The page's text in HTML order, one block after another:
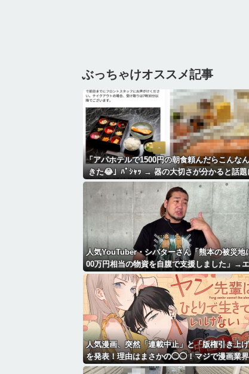
ぶっちゃけオススメ記事
「アパホテルで1500円の朝食頼んだらこんな
きた😂」ﾊﾟｼｬｯ → 器の大切さが分かると話題
ｗｗｗｗｗ
人気YouTuber・シバターさん「熊本の被災地
00万円相当の物資を自腹で支援しました」→
すぎる情報を暴露されるｗｗｗｗｗ
人気漫画、突然「連載中止」と「版権引き上
を発表！理由はまさかの◯◯！マジで漫画業
ばいかも・・・